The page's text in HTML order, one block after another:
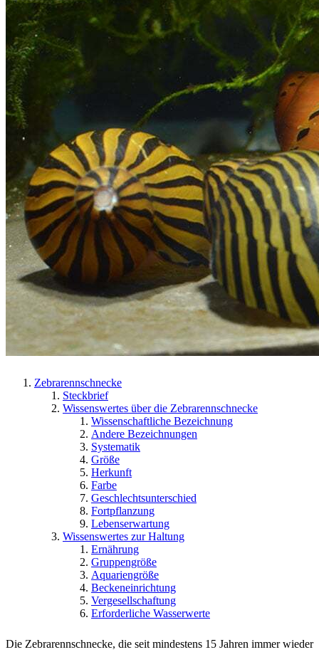
Zebrarennschnecke
Steckbrief
Wissenswertes über die Zebrarennschnecke
Wissenschaftliche Bezeichnung
Andere Bezeichnungen
Systematik
Größe
Herkunft
Farbe
Geschlechtsunterschied
Fortpflanzung
Lebenserwartung
Wissenswertes zur Haltung
Ernährung
Gruppengröße
Aquariengröße
Beckeneinrichtung
Vergesellschaftung
Erforderliche Wasserwerte
Die Zebrarennschnecke, die seit mindestens 15 Jahren immer wieder